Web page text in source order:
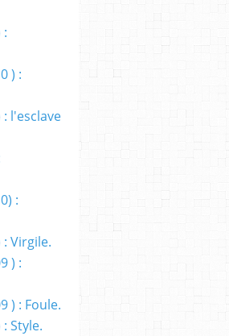
) :
l'esclave
:
Virgile.
) :
) : Foule.
Style.